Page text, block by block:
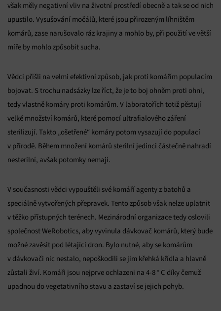
však měly negativní vliv na životní prostředí obecně a tak se od nich
upustilo. Vysušování močálů, které jsou přirozeným líhništěm
komárů, zase narušovalo ráz krajiny a mohlo by, při použití ve větší
míře by mohlo způsobit sucha.
Vědci přišli na velmi efektivní způsob, jak proti komářím populacím
bojovat. S trochu nadsázky lze říct, že je to boj ohněm proti ohni,
tedy vlastně komáry proti komárům. V laboratořích totiž pěstují
velké množství komárů, které pomocí ultrafialového záření
sterilizují. Takto „ošetřené“ komáry potom vysazují do populací
v přírodě. Během množení komárů sterilní jedinci částečně nahradí
nesterilní, avšak potomky nemají.
V současnosti vědci vypouštěli své komáří agenty z batohů a
speciálně vytvořených přepravek. Tento způsob však nelze uplatnit
v těžko přístupných terénech. Mezinárodní organizace tedy oslovili
společnost WeRobotics, aby vyvinula dávkovač komárů, který bude
možné zavěsit pod létající dron. Bylo nutné, aby se komárům
v dávkovači nic nestalo, nepoškodili se jim křehká křídla a hlavně
zůstali živí. Komáři jsou nejprve ochlazeni na 4-8 ° C díky čemuž
upadnou do vegetativního stavu a zastaví se jejich pohyb.